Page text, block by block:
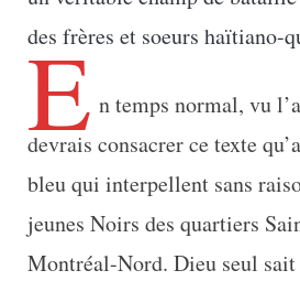
des frères et soeurs haïtiano-
E n temps normal, vu
devrais consacrer ce texte
bleu qui interpellent sans
jeunes Noirs des quartiers
Montréal-Nord. Dieu seul